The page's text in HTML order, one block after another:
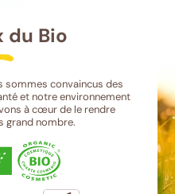
du Bio
sommes convaincus des
et notre environnement
à cœur de le rendre
grand nombre.